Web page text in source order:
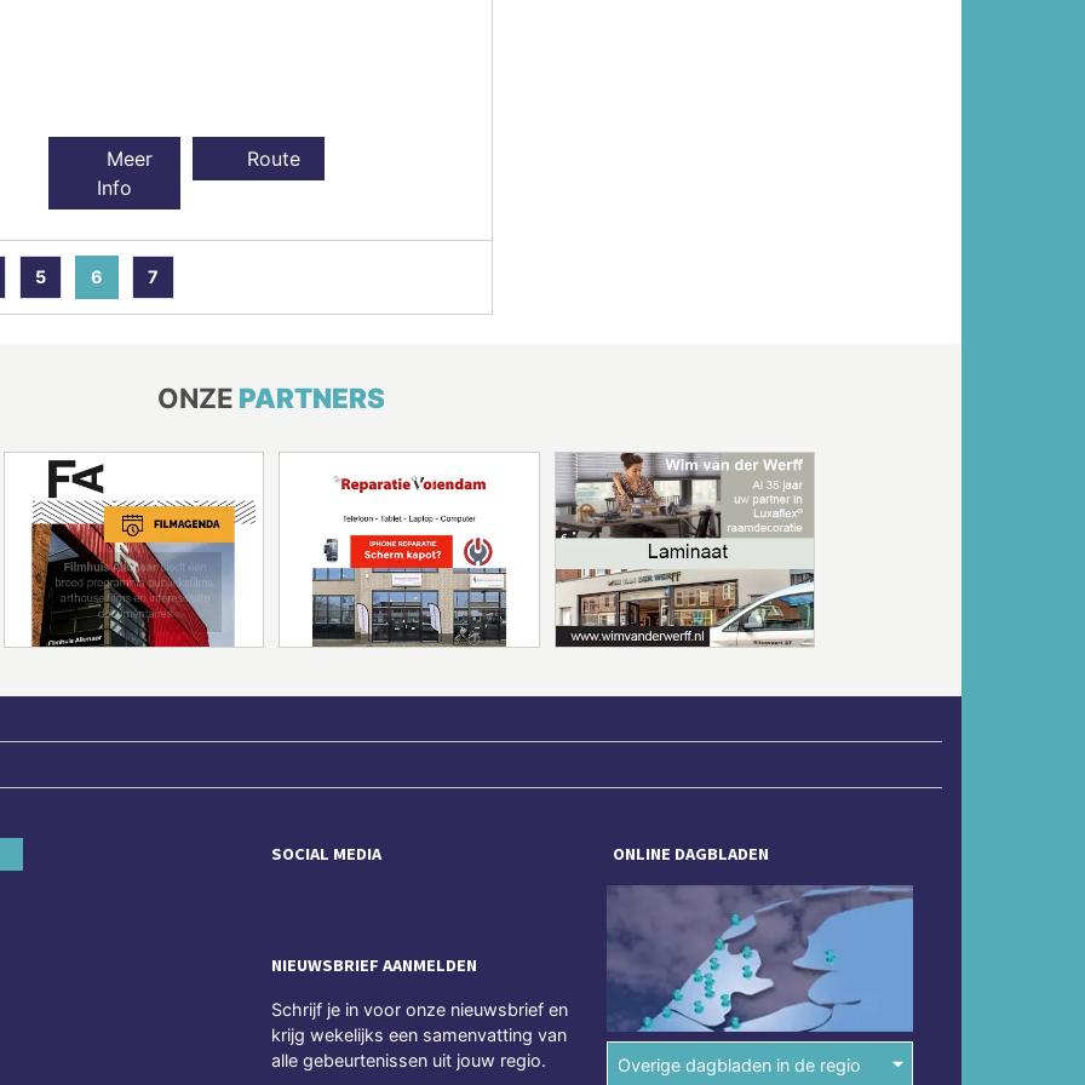
Meer
Info
Route
5 6 7
ONZE PARTNERS
SOCIAL MEDIA
NIEUWSBRIEF AANMELDEN
Schrijf je in voor onze nieuwsbrief en
krijg wekelijks een samenvatting van
alle gebeurtenissen uit jouw regio.
ONLINE DAGBLADEN
Overige dagbladen in de regio